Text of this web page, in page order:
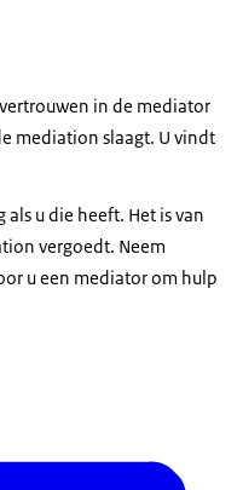
in de mediator
mediation slaagt. U vindt
u die heeft. Het is van
vergoedt. Neem
u een mediator om hulp